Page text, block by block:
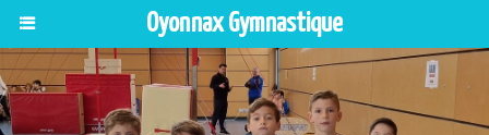
Oyonnax Gymnastique